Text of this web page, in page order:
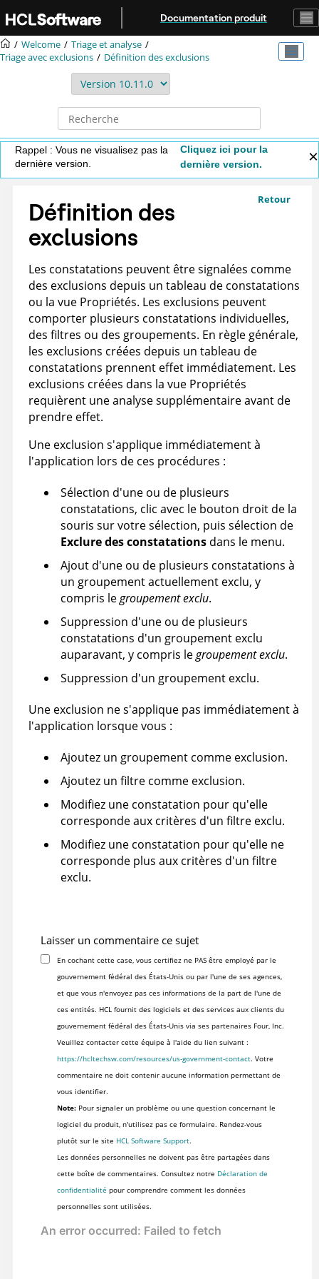
Aller au contenu principal
Documentation produit
Welcome
Triage et analyse
Triage avec exclusions
Définition des exclusions
Rappel : Vous ne visualisez pas la
dernière version.
Cliquez ici pour la
dernière version.
Retour
Définition des
exclusions
Les constatations peuvent être signalées comme
des exclusions depuis un tableau de constatations
ou la vue Propriétés. Les exclusions peuvent
comporter plusieurs constatations individuelles,
des filtres ou des groupements. En règle générale,
les exclusions créées depuis un tableau de
constatations prennent effet immédiatement. Les
exclusions créées dans la vue Propriétés
requièrent une analyse supplémentaire avant de
prendre effet.
Une exclusion s'applique immédiatement à
l'application lors de ces procédures :
Sélection d'une ou de plusieurs
constatations, clic avec le bouton droit de la
souris sur votre sélection, puis sélection de
Exclure des constatations dans le menu.
Ajout d'une ou de plusieurs constatations à
un groupement actuellement exclu, y
compris legroupement exclu.
Suppression d'une ou de plusieurs
constatations d'un groupement exclu
auparavant, y compris legroupement exclu.
Suppression d'un groupement exclu.
Une exclusion ne s'applique pas immédiatement à
l'application lorsque vous :
Ajoutez un groupement comme exclusion.
Ajoutez un filtre comme exclusion.
Modifiez une constatation pour qu'elle
corresponde aux critères d'un filtre exclu.
Modifiez une constatation pour qu'elle ne
corresponde plus aux critères d'un filtre
exclu.
Laisser un commentaire ce sujet
En cochant cette case, vous certifiez ne PAS être employé par le
gouvernement fédéral des États-Unis ou par l'une de ses agences,
et que vous n'envoyez pas ces informations de la part de l'une de
ces entités. HCL fournit des logiciels et des services aux clients du
gouvernement fédéral des États-Unis via ses partenaires Four, Inc.
Veuillez contacter cette équipe à l'aide du lien suivant :
https://hcltechsw.com/resources/us-government-contact. Votre
commentaire ne doit contenir aucune information permettant de
vous identifier.
Note:Pour signaler un problème ou une question concernant le
logiciel du produit, n'utilisez pas ce formulaire. Rendez-vous
plutôt sur le site HCL Software Support.
Les données personnelles ne doivent pas être partagées dans
cette boîte de commentaires. Consultez notre Déclaration de
confidentialité pour comprendre comment les données
personnelles sont utilisées.